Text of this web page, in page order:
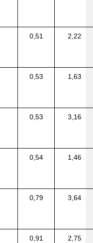
0,51 2,22
0,53 1,63
0,53 3,16
0,54 1,46
0,79 3,64
0,91 2,75